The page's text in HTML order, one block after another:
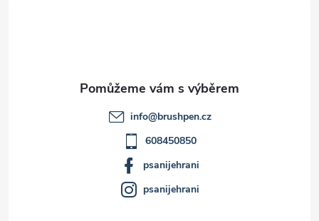
info@brushpen.cz
608450850
psanijehrani
psanijehrani